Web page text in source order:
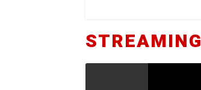
STREAMING